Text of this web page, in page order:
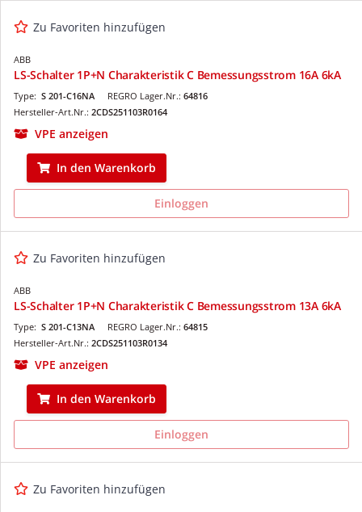
Zu Favoriten hinzufügen
ABB
LS-Schalter 1P+N Charakteristik C Bemessungsstrom 16A 6kA
REGRO Lager.Nr.: 64816
Type: S 201-C16NA
Hersteller-Art.Nr.: 2CDS251103R0164
VPE anzeigen
In den Warenkorb
Einloggen
Zu Favoriten hinzufügen
ABB
LS-Schalter 1P+N Charakteristik C Bemessungsstrom 13A 6kA
REGRO Lager.Nr.: 64815
Type: S 201-C13NA
Hersteller-Art.Nr.: 2CDS251103R0134
VPE anzeigen
In den Warenkorb
Einloggen
Zu Favoriten hinzufügen